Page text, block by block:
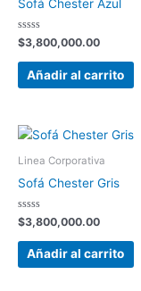
Sofá Chester Azul
Valorado
con
0
$3,800,000.00
Añadir al carrito
Linea Corporativa
Sofá Chester Gris
Valorado
con
0
$3,800,000.00
Añadir al carrito